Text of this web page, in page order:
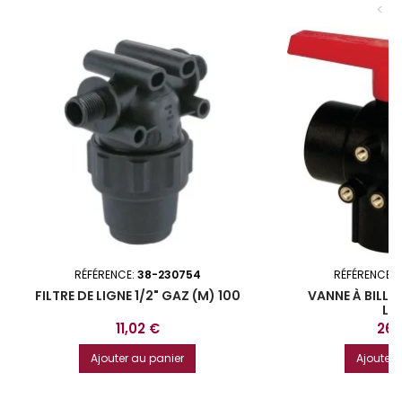
<
RÉFÉRENCE: 38-230754
FILTRE DE LIGNE 1/2" GAZ (M) 100
Prix
11,02 €
Ajouter au panier
RÉFÉRENCE:
VANNE À
Prix
Ajouter